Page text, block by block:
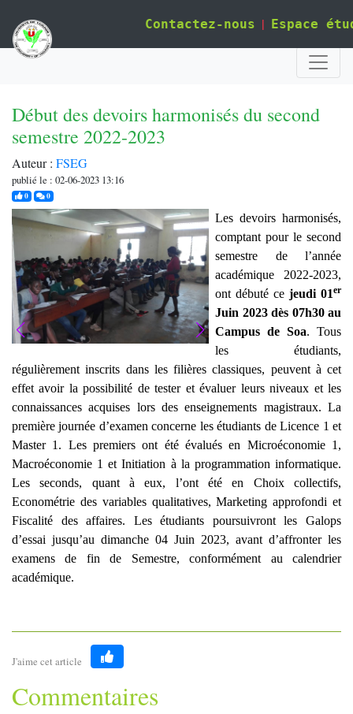
Contactez-nous | Espace
Début des devoirs harmonisés du second
semestre 2022-2023
Auteur : FSEG
publié le : 02-06-2023 13:16
0j'aime0commentaires
Les devoirs harmonisés,
comptant pour le second
semestre de l’année
académique 2022-2023,
ont débuté ce jeudi 01er
Juin 2023 dès 07h30 au
Campus de Soa. Tous
les étudiants,
régulièrement inscrits dans les filières classiques, peuvent à cet
effet avoir la possibilité de tester et évaluer leurs niveaux et les
connaissances acquises lors des enseignements magistraux. La
première journée d’examen concerne les étudiants de Licence 1 et
Master 1. Les premiers ont été évalués en Microéconomie 1,
Macroéconomie 1 et Initiation à la programmation informatique.
Les seconds, quant à eux, l’ont été en Choix collectifs,
Econométrie des variables qualitatives, Marketing approfondi et
Fiscalité des affaires. Les étudiants poursuivront les Galops
d’essai jusqu’au dimanche 04 Juin 2023, avant d’affronter les
examens de fin de Semestre, conformément au calendrier
académique.
J'aime cet article
Like
Commentaires